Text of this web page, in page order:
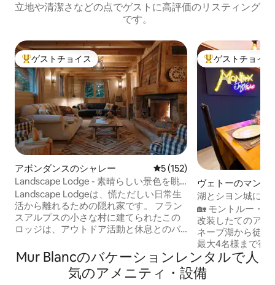
立地や清潔さなどの点でゲストに高評価のリスティング
です。
大好評のゲストチョイスです。
ゲストチョイス
アボンダンスのシャレー レビュー152件、5つ星中5つ
5 (152)
Landscape Lodge - 素晴らしい景色を眺
めることができるスタイリッシュなシャ
レー
Landscape Lodgeは、慌ただしい日常生
活から離れるための隠れ家です。 フラン
スアルプスの小さな村に建てられたこの
ロッジは、アウトドア活動と休息とのバ
ントでモダンな仕上げに、ユニークで伝
統的なタッチを組み合わせています。 ベ
ッドは豪華で快適で、バスルームは大胆
大好評のゲスト
ゲストチョイス
ヴェトーのマンシ
ート
湖とシヨン城に近
屋
🏡 モントルー・
改装したてのアパ
ネーブ湖から徒歩
最大4名様まで宿
プライベートテラ
直接持って行ける
ボードを備えています。 ゲス
Mur Blancのバケーションレンタルで人
気のアメニティ・設備